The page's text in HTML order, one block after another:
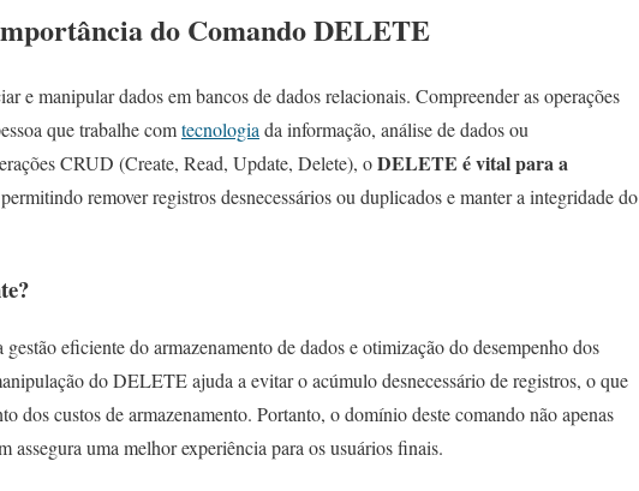
do Comando DELETE
e manipular dados em bancos de dados relacionais. Compreender as operações
que trabalhe comtecnologia da informação, análise de dados ou
CRUD (Create, Read, Update, Delete), oDELETE é vital para a
remover registros desnecessários ou duplicados e manter a integridade do
eficiente do armazenamento de dados e otimização do desempenho dos
do DELETE ajuda a evitar o acúmulo desnecessário de registros, o que
dos custos de armazenamento. Portanto, o domínio deste comando não apenas
assegura uma melhor experiência para os usuários finais.